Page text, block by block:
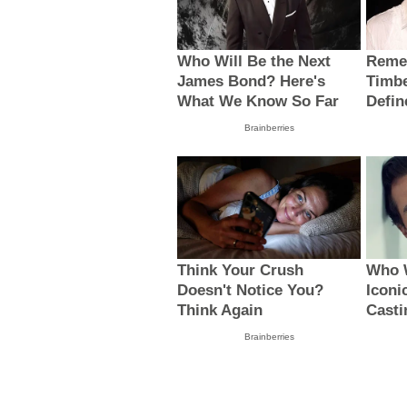
Who Will Be the Next
James Bond? Here's
What We Know So Far
Brainberries
Think Your Crush
Doesn't Notice You?
Think Again
Brainberries
Who